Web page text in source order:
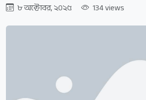
৮ অক্টোবর, ২০২৫ 134 views